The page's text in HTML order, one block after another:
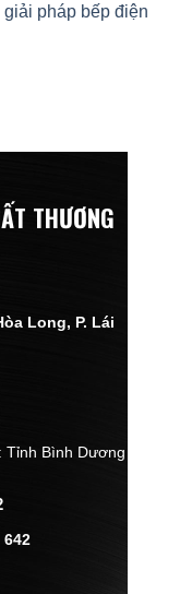
pháp bếp điện
THƯƠNG
Long, P. Lái
Tỉnh Bình Dương
642